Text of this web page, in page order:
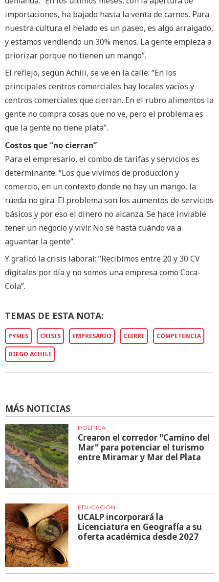
importaciones, ha bajado hasta la venta de carnes. Para
nuestra cultura el helado es un paseo, es algo arraigado,
y estamos vendiendo un 30% menos. La gente empieza a
priorizar porque no tienen un mango”.
El reflejo, según Achili, se ve en la calle: “En los
principales centros comerciales hay locales vacíos y
centros comerciales que cierran. En el rubro alimentos la
gente no compra cosas que no ve, pero el problema es
que la gente no tiene plata”.
Costos que “no cierran”
Para el empresario, el combo de tarifas y servicios es
determinante. “Los que vivimos de producción y
comercio, en un contexto donde no hay un mango, la
rueda no gira. El problema son los aumentos de servicios
básicos y por eso el dinero no alcanza. Se hace inviable
tener un negocio y vivir. No sé hasta cuándo va a
aguantar la gente”.
Y graficó la crisis laboral: “Recibimos entre 20 y 30 CV
digitales por día y no somos una empresa como Coca-
Cola”.
TEMAS DE ESTA NOTA:
PYMES CRISIS EMPRESARIO CIERRE COMPETENCIA
DIEGO ACHILI
MÁS NOTICIAS
POLÍTICA
Crearon el corredor "Camino del
Mar" para potenciar el turismo
entre Miramar y Mar del Plata
EDUCACIÓN
UCALP incorporará la
Licenciatura en Geografía a su
oferta académica desde 2027